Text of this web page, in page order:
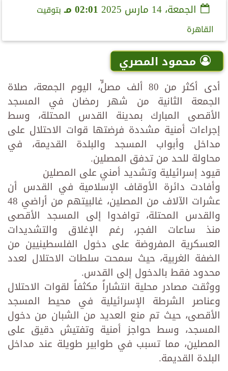
الجمعة، 14 مارس 2025 02:01 مـ
بتوقيت
القاهرة
محمود المصري
أدى أكثر من 80 ألف مصلٍّ، اليوم الجمعة، صلاة
الجمعة الثانية من شهر رمضان في المسجد
الأقصى المبارك بمدينة القدس المحتلة، وسط
إجراءات أمنية مشددة فرضتها قوات الاحتلال على
مداخل وأبواب المسجد والبلدة القديمة، في
محاولة للحد من تدفق المصلين.
قيود إسرائيلية وتشديد أمني على المصلين
وأفادت دائرة الأوقاف الإسلامية في القدس أن
عشرات الآلاف من المصلين، غالبيتهم من أراضي 48
والقدس المحتلة، توافدوا إلى المسجد الأقصى
منذ ساعات الفجر، رغم الإغلاق والتشديدات
العسكرية المفروضة على دخول الفلسطينيين من
الضفة الغربية، حيث سمحت سلطات الاحتلال لعدد
محدود فقط بالدخول إلى القدس.
ووثقت مصادر محلية انتشاراً مكثفاً لقوات الاحتلال
وعناصر الشرطة الإسرائيلية في محيط المسجد
الأقصى، حيث تم منع العديد من الشبان من دخول
المسجد، وسط حواجز أمنية وتفتيش دقيق على
المصلين، مما تسبب في طوابير طويلة عند مداخل
البلدة القديمة.